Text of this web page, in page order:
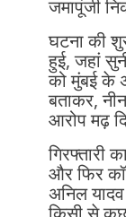
जमापूंजी
घटना की
हुई, जहां
को मुंबई के
बताकर,
आरोप मढ़
गिरफ्तारी
और फिर
अनिल